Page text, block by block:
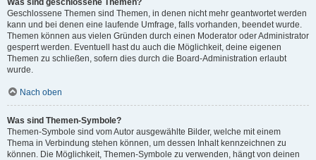
Was sind geschlossene Themen?
Geschlossene Themen sind Themen, in denen nicht mehr geantwortet werden
kann und bei denen eine laufende Umfrage, falls vorhanden, beendet wurde.
Themen können aus vielen Gründen durch einen Moderator oder Administrator
gesperrt werden. Eventuell hast du auch die Möglichkeit, deine eigenen
Themen zu schließen, sofern dies durch die Board-Administration erlaubt
wurde.
Nach oben
Was sind Themen-Symbole?
Themen-Symbole sind vom Autor ausgewählte Bilder, welche mit einem
Thema in Verbindung stehen können, um dessen Inhalt kennzeichnen zu
können. Die Möglichkeit, Themen-Symbole zu verwenden, hängt von deinen